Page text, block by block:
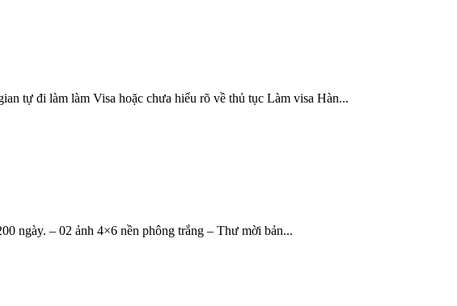
tự đi làm làm Visa hoặc chưa hiểu rõ về thủ tục Làm visa Hàn...
ngày. – 02 ảnh 4×6 nền phông trắng – Thư mời bản...